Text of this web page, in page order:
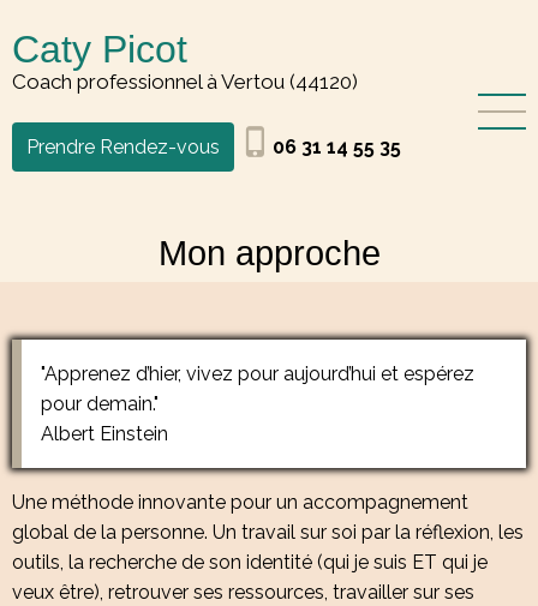
au
contenu
Caty Picot
Coach professionnel à Vertou (44120)
Prendre Rendez-vous phone_iphone 06 31 14 55 35
Mon approche
"Apprenez d’hier, vivez pour aujourd’hui et espérez
pour demain."
Albert Einstein
Une méthode innovante pour un accompagnement
global de la personne. Un travail sur soi par la réflexion, les
outils, la recherche de son identité (qui je suis ET qui je
veux être), retrouver ses ressources, travailler sur ses